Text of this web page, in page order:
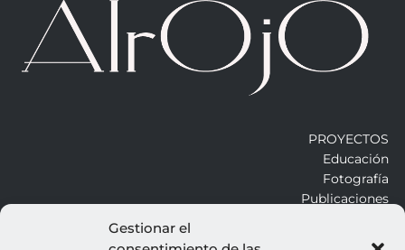
Gestionar el
PROYECTOS
Educación
Fotografía
Publicaciones